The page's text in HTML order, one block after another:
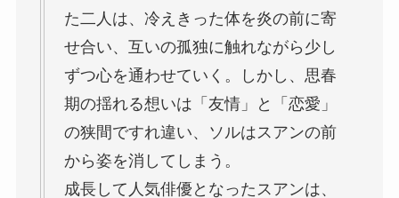
た二人は、冷えきった体を炎の前に寄
せ合い、互いの孤独に触れながら少し
ずつ心を通わせていく。しかし、思春
期の揺れる想いは「友情」と「恋愛」
の狭間ですれ違い、ソルはスアンの前
から姿を消してしまう。
成長して人気俳優となったスアンは、